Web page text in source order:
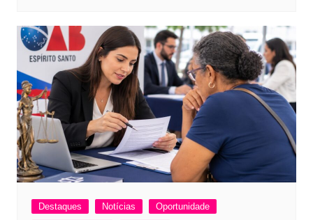
Destaques Notícias
Oportunidade